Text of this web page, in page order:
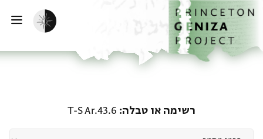
לתוכןהבית
הפעלת מצב כהה
רשימה או טבלה T-S Ar.43.6